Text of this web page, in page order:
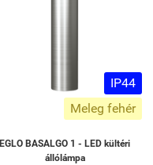
IP44
Meleg fehér
EGLO BASALGO 1 - LED kültéri
állólámpa